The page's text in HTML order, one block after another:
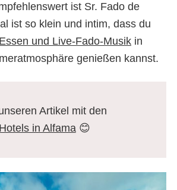
ist Sr. Fado de
ist so klein und intim, dass du
und Live-Fado-Musik in
genießen kannst.
Artikel mit den
in Alfama😊